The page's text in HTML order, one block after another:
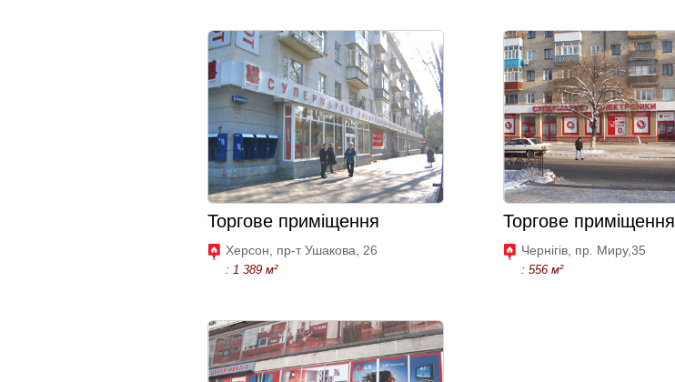
Торгове приміщення
Херсон, пр-т Ушакова, 26
: 1 389 м²
Торгове приміщення
Чернігів, пр. Миру,35
: 556 м²